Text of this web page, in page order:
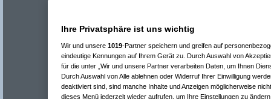
Ihre Privatsphäre ist uns wichtig
Wir und unsere 1019-Partner speichern und greifen auf
eindeutige Kennungen auf Ihrem Gerät zu. Durch Auswahl von
für die unter „Wir und unsere Partner verarbeiten Daten, um Ihnen
Durch Auswahl von Alle ablehnen oder Widerruf Ihrer Einwilligung
deaktiviert sind, sind manche Inhalte und Anzeigen möglicherweise
dieses Menü jederzeit wieder aufrufen, um Ihre Einstellungen zu